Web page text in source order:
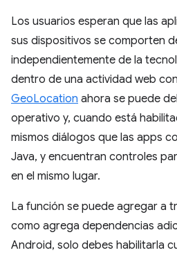
Los usuarios esperan que las
sus dispositivos se comporten
independientemente de la
dentro de una actividad web
GeoLocation ahora se puede
operativo y, cuando está
mismos diálogos que las apps
Java, y encuentran controles
en el mismo lugar.
La función se puede agregar a
como agrega dependencias
Android, solo debes habilitarla